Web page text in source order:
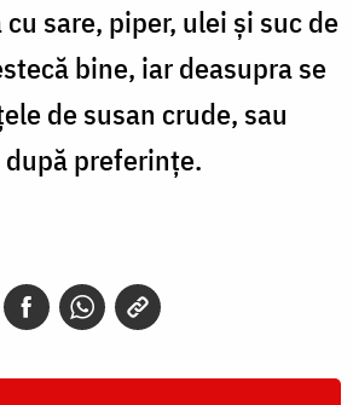
cu sare, piper, ulei și suc de
bine, iar deasupra se
de susan crude, sau
preferințe.